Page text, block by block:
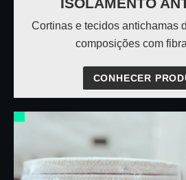
ISOLAMENTO
Cortinas e tecidos antichamas
composições com
CONHECER